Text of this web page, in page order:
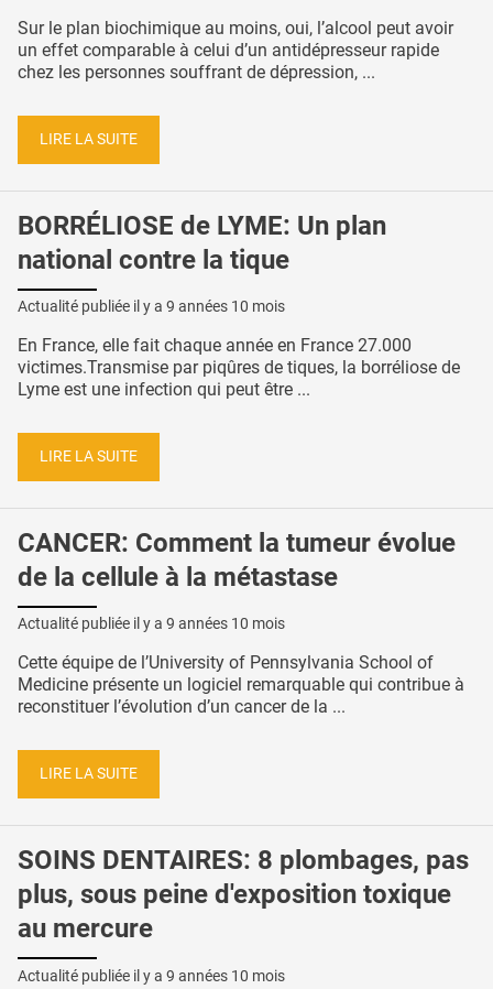
Sur le plan biochimique au moins, oui, l’alcool peut avoir
un effet comparable à celui d’un antidépresseur rapide
chez les personnes souffrant de dépression, ...
LIRE LA SUITE
BORRÉLIOSE de LYME: Un plan
national contre la tique
Actualité publiée il y a 9 années 10 mois
En France, elle fait chaque année en France 27.000
victimes.Transmise par piqûres de tiques, la borréliose de
Lyme est une infection qui peut être ...
LIRE LA SUITE
CANCER: Comment la tumeur évolue
de la cellule à la métastase
Actualité publiée il y a 9 années 10 mois
Cette équipe de l’University of Pennsylvania School of
Medicine présente un logiciel remarquable qui contribue à
reconstituer l’évolution d’un cancer de la ...
LIRE LA SUITE
SOINS DENTAIRES: 8 plombages, pas
plus, sous peine d'exposition toxique
au mercure
Actualité publiée il y a 9 années 10 mois